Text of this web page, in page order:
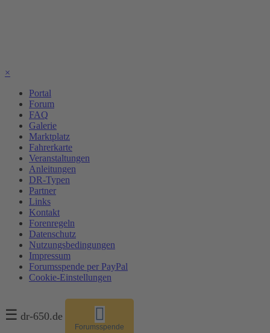
×
Portal
Forum
FAQ
Galerie
Marktplatz
Fahrerkarte
Veranstaltungen
Anleitungen
DR-Typen
Partner
Links
Kontakt
Forenregeln
Datenschutz
Nutzungsbedingungen
Impressum
Forumsspende per PayPal
Cookie-Einstellungen
☰ dr-650.de
Forumsspende